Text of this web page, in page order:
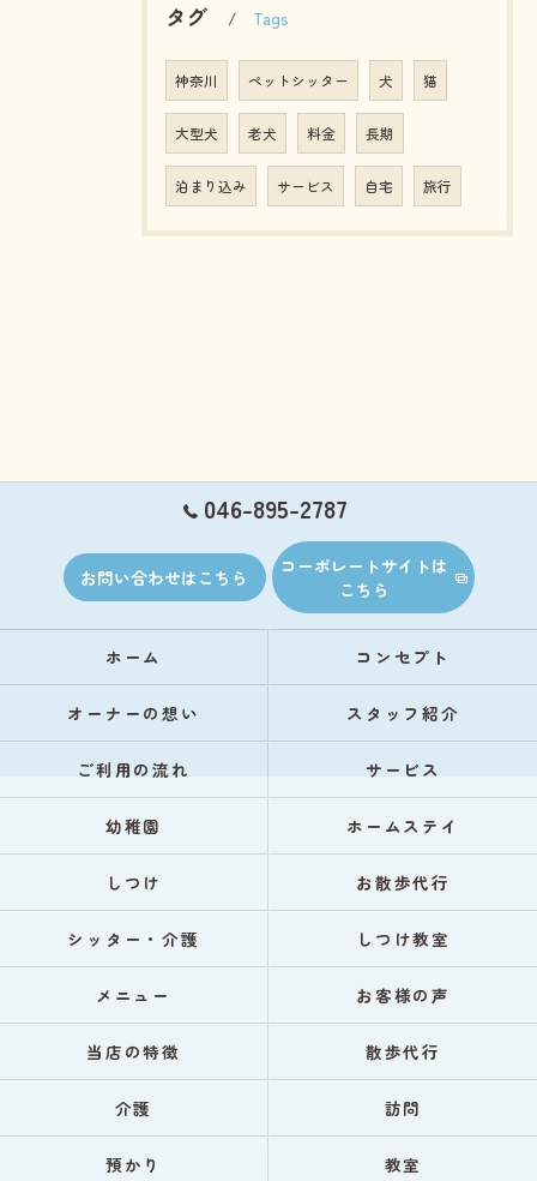
タグ Tags
神奈川 ペットシッター 犬 猫
大型犬 老犬 料金 長期
泊まり込み サービス 自宅 旅行
046-895-2787
お問い合わせはこちら
コーポレートサイトは
こちら
ホーム コンセプト
オーナーの想い スタッフ紹介
ご利用の流れ サービス
幼稚園 ホームステイ
しつけ お散歩代行
シッター・介護 しつけ教室
メニュー お客様の声
当店の特徴 散歩代行
介護 訪問
預かり 教室